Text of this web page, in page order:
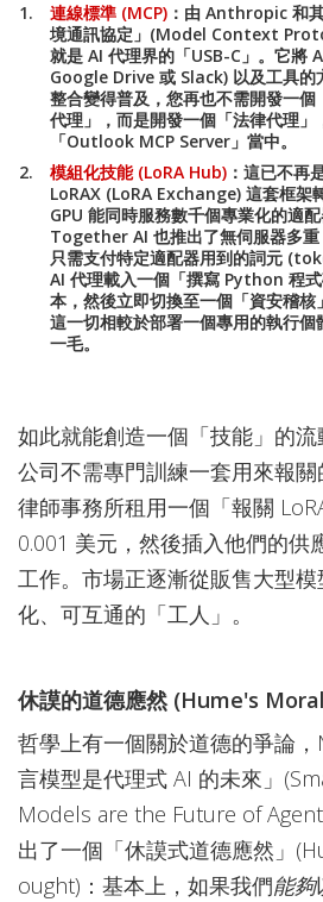
連線標準 (MCP) ： 由 Anthropic 和
境通訊協定」 (Model Context
就是 AI 代理界的「USB-C」。它將
Google Drive 或 Slack) 以及工具的
整合變得普及，您再也不需開發一
代理」，而是開發一個「法律代理」
「Outlook MCP Server」當中。
模組化技能 (LoRA Hub) ： 這已不再
LoRAX (LoRA Exchange) 這套框架
GPU 能同時服務數千個專業化的適
Together AI 也推出了無伺服器多
只需支付特定適配器用到的詞元
AI 代理載入一個「撰寫 Python 程
本，然後立即切換至一個「資安稽
這一切相較於部署一個專用的執行
一毛。
如此就能創造一個「技能」的
公司不需專門訓練一套用來報
律師事務所租用一個「報關
0.001 美元，然後插入他們的供
工作。市場正逐漸從販售大型
化、可互通的「工人」。
休謨的道德應然 (Hume's
哲學上有一個關於道德的爭論
言模型是代理式 AI 的未來」
Models are the Future of
出了一個「休謨式道德應然」
ought)：基本上，如果我們能夠